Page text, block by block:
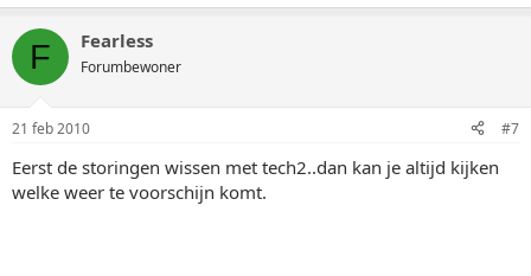
F Fearless
Forumbewoner
21 feb 2010 #7
Eerst de storingen wissen met tech2..dan kan je altijd kijken
welke weer te voorschijn komt.